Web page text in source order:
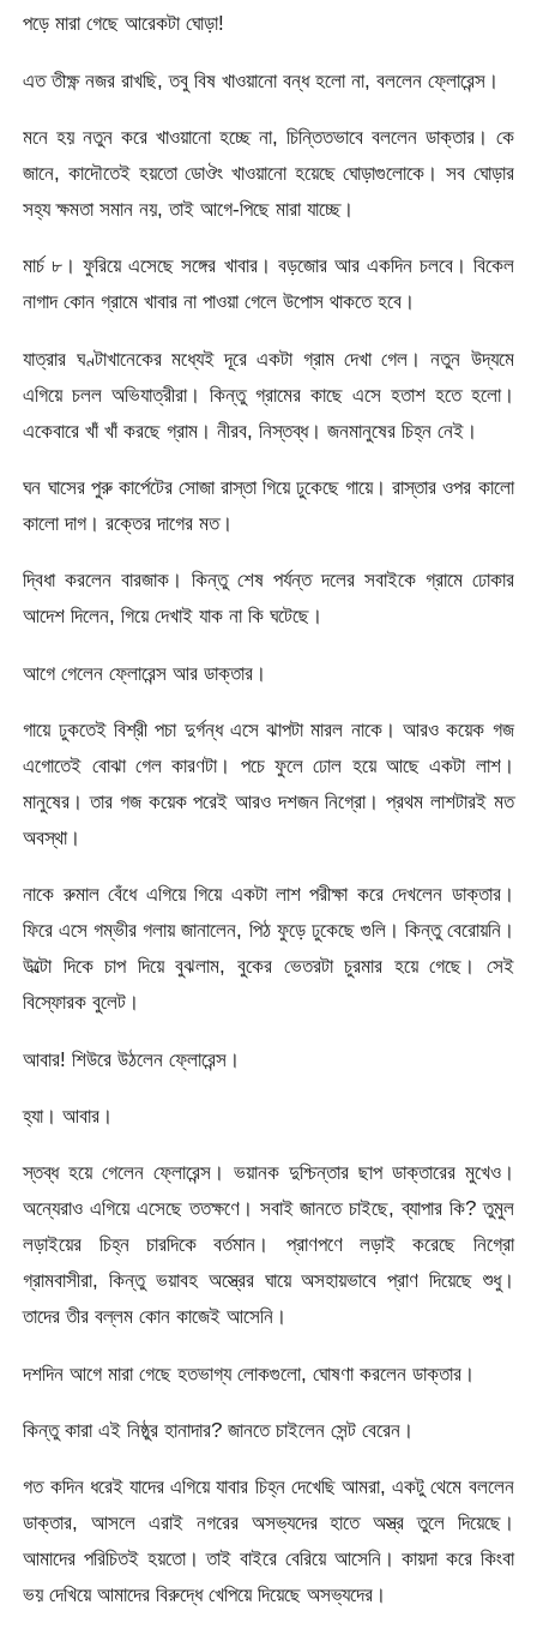
পড়ে মারা গেছে আরেকটা ঘোড়া!
এত তীক্ষ্ণ নজর রাখছি, তবু বিষ খাওয়ানো বন্ধ হলো না, বললেন ফ্লোরেন্স।
মনে হয় নতুন করে খাওয়ানো হচ্ছে না, চিন্তিতভাবে বললেন ডাক্তার। কে
জানে, কাদৌতেই হয়তো ডোঔং খাওয়ানো হয়েছে ঘোড়াগুলোকে। সব ঘোড়ার
সহ্য ক্ষমতা সমান নয়, তাই আগে-পিছে মারা যাচ্ছে।
মার্চ ৮। ফুরিয়ে এসেছে সঙ্গের খাবার। বড়জোর আর একদিন চলবে। বিকেল
নাগাদ কোন গ্রামে খাবার না পাওয়া গেলে উপোস থাকতে হবে।
যাত্রার ঘণ্টাখানেকের মধ্যেই দূরে একটা গ্রাম দেখা গেল। নতুন উদ্যমে
এগিয়ে চলল অভিযাত্রীরা। কিন্তু গ্রামের কাছে এসে হতাশ হতে হলো।
একেবারে খাঁ খাঁ করছে গ্রাম। নীরব, নিস্তব্ধ। জনমানুষের চিহ্ন নেই।
ঘন ঘাসের পুরু কার্পেটের সোজা রাস্তা গিয়ে ঢুকেছে গায়ে। রাস্তার ওপর কালো
কালো দাগ। রক্তের দাগের মত।
দ্বিধা করলেন বারজাক। কিন্তু শেষ পর্যন্ত দলের সবাইকে গ্রামে ঢোকার
আদেশ দিলেন, গিয়ে দেখাই যাক না কি ঘটেছে।
আগে গেলেন ফ্লোরেন্স আর ডাক্তার।
গায়ে ঢুকতেই বিশ্রী পচা দুর্গন্ধ এসে ঝাপটা মারল নাকে। আরও কয়েক গজ
এগোতেই বোঝা গেল কারণটা। পচে ফুলে ঢোল হয়ে আছে একটা লাশ।
মানুষের। তার গজ কয়েক পরেই আরও দশজন নিগ্রো। প্রথম লাশটারই মত
অবস্থা।
নাকে রুমাল বেঁধে এগিয়ে গিয়ে একটা লাশ পরীক্ষা করে দেখলেন ডাক্তার।
ফিরে এসে গম্ভীর গলায় জানালেন, পিঠ ফুড়ে ঢুকেছে গুলি। কিন্তু বেরোয়নি।
উল্টো দিকে চাপ দিয়ে বুঝলাম, বুকের ভেতরটা চুরমার হয়ে গেছে। সেই
বিস্ফোরক বুলেট।
আবার! শিউরে উঠলেন ফ্লোরেন্স।
হ্যা। আবার।
স্তব্ধ হয়ে গেলেন ফ্লোরেন্স। ভয়ানক দুশ্চিন্তার ছাপ ডাক্তারের মুখেও।
অন্যেরাও এগিয়ে এসেছে ততক্ষণে। সবাই জানতে চাইছে, ব্যাপার কি? তুমুল
লড়াইয়ের চিহ্ন চারদিকে বর্তমান। প্রাণপণে লড়াই করেছে নিগ্রো
গ্রামবাসীরা, কিন্তু ভয়াবহ অস্ত্রের ঘায়ে অসহায়ভাবে প্রাণ দিয়েছে শুধু।
তাদের তীর বল্লম কোন কাজেই আসেনি।
দশদিন আগে মারা গেছে হতভাগ্য লোকগুলো, ঘোষণা করলেন ডাক্তার।
কিন্তু কারা এই নিষ্ঠুর হানাদার? জানতে চাইলেন সেন্ট বেরেন।
গত কদিন ধরেই যাদের এগিয়ে যাবার চিহ্ন দেখেছি আমরা, একটু থেমে বললেন
ডাক্তার, আসলে এরাই নগরের অসভ্যদের হাতে অস্ত্র তুলে দিয়েছে।
আমাদের পরিচিতই হয়তো। তাই বাইরে বেরিয়ে আসেনি। কায়দা করে কিংবা
ভয় দেখিয়ে আমাদের বিরুদ্ধে খেপিয়ে দিয়েছে অসভ্যদের।